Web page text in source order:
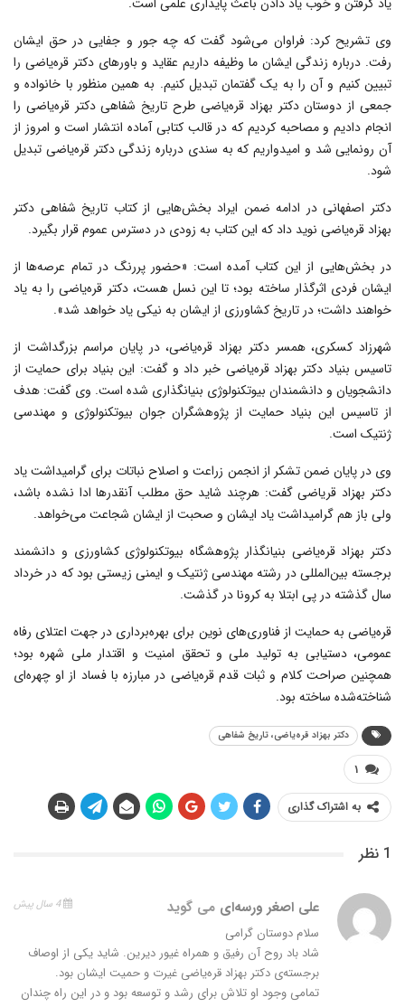
وی تشریح کرد: فراوان می‌شود گفت که چه جور و جفایی در حق ایشان
رفت. درباره زندگی ایشان ما وظیفه داریم عقاید و باورهای دکتر قره‌یاضی را
تبیین کنیم و آن‌ را به یک گفتمان تبدیل کنیم. به همین منظور با خانواده و
جمعی از دوستان دکتر بهزاد قره‌یاضی طرح تاریخ شفاهی دکتر قره‌یاضی را
انجام دادیم و مصاحبه کردیم که در قالب کتابی آماده انتشار است و امروز از
آن رونمایی شد و امیدواریم که به سندی درباره زندگی دکتر قره‌یاضی تبدیل
شود.
دکتر اصفهانی در ادامه ضمن ایراد بخش‌هایی از کتاب تاریخ شفاهی دکتر
بهزاد قره‌یاضی نوید داد که این کتاب به زودی در دسترس عموم قرار بگیرد.
در بخش‌هایی از این کتاب آمده است: «حضور پررنگ در تمام عرصه‌ها از
ایشان فردی اثرگذار ساخته بود؛ تا این نسل هست، دکتر قره‌یاضی را به یاد
خواهند داشت؛ در تاریخ کشاورزی از ایشان به نیکی یاد خواهد شد».
شهرزاد کسکری، همسر دکتر بهزاد قره‌یاضی، در پایان مراسم بزرگداشت از
تاسیس بنیاد دکتر بهزاد قره‌یاضی خبر داد و گفت: این بنیاد برای حمایت از
دانشجویان و دانشمندان بیوتکنولوژی بنیانگذاری شده است. وی گفت: هدف
از تاسیس این بنیاد حمایت از پژوهشگران جوان بیوتکنولوژی و مهندسی
ژنتیک است.
وی در پایان ضمن تشکر از انجمن زراعت و اصلاح نباتات برای گرامیداشت یاد
دکتر بهزاد قر‌یاضی گفت: هرچند شاید حق مطلب آنقدرها ادا نشده باشد،
ولی باز هم گرامیداشت یاد ایشان و صحبت از ایشان شجاعت می‌خواهد.
دکتر بهزاد قره‌یاضی بنیانگذار پژوهشگاه بیوتکنولوژی کشاورزی و دانشمند
برجسته بین‌المللی در رشته مهندسی ژنتیک و ایمنی زیستی بود که در خرداد
سال گذشته در پی ابتلا به کرونا در گذشت.
قره‌یاضی به حمایت از فناوری‌های نوین برای بهره‌برداری در جهت اعتلای رفاه
عمومی، دستیابی به تولید ملی و تحقق امنیت و اقتدار ملی شهره بود؛
همچنین صراحت کلام و ثبات قدم قره‌یاضی در مبارزه با فساد از او چهره‌ای
شناخته‌شده ساخته بود.
دکتر بهزاد قره‌یاضی، تاریخ شفاهی
۱
به اشتراک گذاری
1 نظر
علی اصغر ورسه‌ای می گوید 4 سال پیش
سلام دوستان گرامی
شاد باد روح آن رفیق و همراه غیور دیرین. شاید یکی از اوصاف
برجسته‌ی دکتر بهزاد قره‌یاضی غیرت و حمیت ایشان بود.
تمامی وجود او تلاش برای رشد و توسعه بود و در این راه چندان